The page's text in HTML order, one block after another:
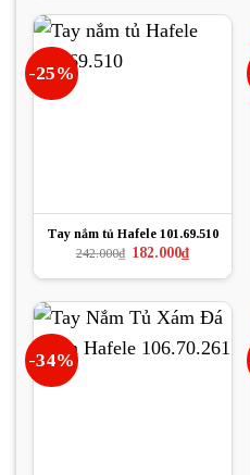
388.000₫.
-25%
Tay nắm tủ Hafele 101.69.510
242.000₫ Giá
là:
182.000₫Giá
hiện
tại
182.000₫.
-34%